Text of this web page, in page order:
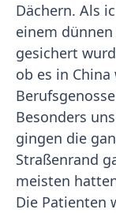
Dächern. Als
einem
gesichert
ob es in
Besonders
gingen die
Straßenrand
meisten
Die Patienten